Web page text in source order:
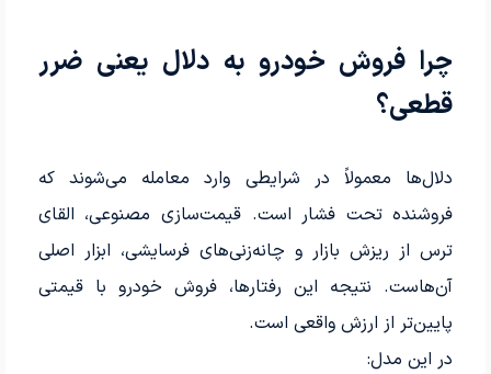
چرا فروش خودرو به دلال یعنی ضرر
قطعی؟
دلال‌ها معمولاً در شرایطی وارد معامله می‌شوند که
فروشنده تحت فشار است. قیمت‌سازی مصنوعی، القای
ترس از ریزش بازار و چانه‌زنی‌های فرسایشی، ابزار اصلی
آن‌هاست. نتیجه این رفتارها، فروش خودرو با قیمتی
پایین‌تر از ارزش واقعی است.
در این مدل: